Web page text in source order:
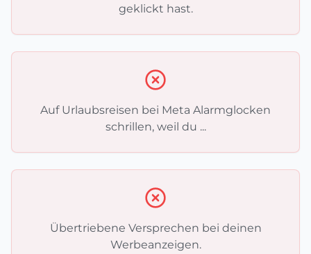
geklickt hast.
Auf Urlaubsreisen bei Meta Alarmglocken
schrillen, weil du ...
Übertriebene Versprechen bei deinen
Werbeanzeigen.